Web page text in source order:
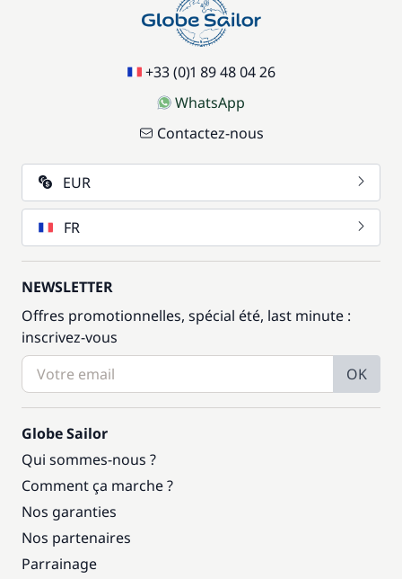
+33 (0)1 89 48 04 26
WhatsApp
Contactez-nous
EUR
FR
NEWSLETTER
Offres promotionnelles, spécial été, last minute :
inscrivez-vous
OK
Globe Sailor
Qui sommes-nous ?
Comment ça marche ?
Nos garanties
Nos partenaires
Parrainage